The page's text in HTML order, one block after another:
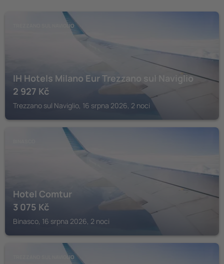
TREZZANO SUL NAVIGLIO
IH Hotels Milano Eur Trezzano sul Naviglio
2 927 Kč
Trezzano sul Naviglio, 16 srpna 2026, 2 noci
Hotel Comtur
3 075 Kč
Binasco, 16 srpna 2026, 2 noci
TREZZANO SUL NAVIGLIO